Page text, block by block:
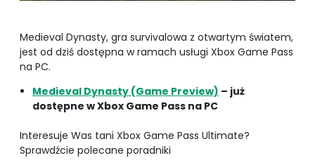
Medieval Dynasty, gra survivalowa z otwartym światem,
jest od dziś dostępna w ramach usługi Xbox Game Pass
na PC.
Medieval Dynasty (Game Preview) – już
dostępne w Xbox Game Pass na PC
Interesuje Was tani Xbox Game Pass Ultimate?
Sprawdźcie polecane poradniki